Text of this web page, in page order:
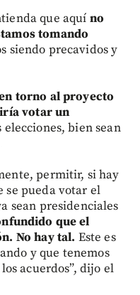
que aquí no
tomando
siendo precavidos y
torno al proyecto
votar un
bien sean
permitir, si hay
se pueda votar el
sean presidenciales
que el
No hay tal. Este es
y que tenemos
acuerdos”, dijo el